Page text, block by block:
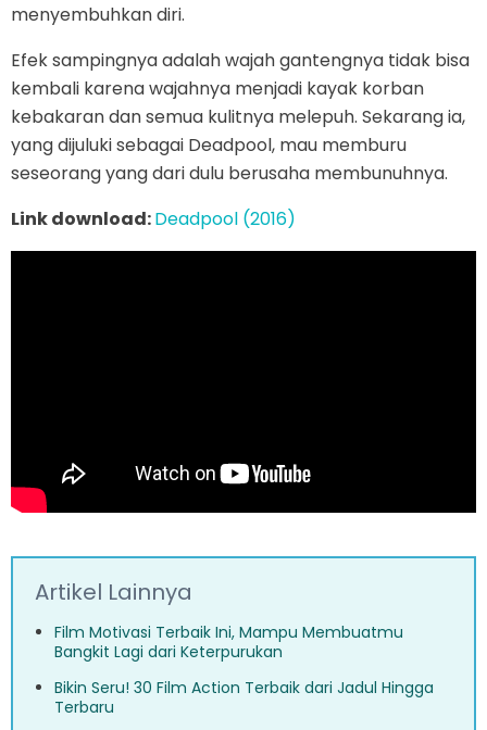
menyembuhkan diri.
Efek sampingnya adalah wajah gantengnya tidak bisa
kembali karena wajahnya menjadi kayak korban
kebakaran dan semua kulitnya melepuh. Sekarang ia,
yang dijuluki sebagai Deadpool, mau memburu
seseorang yang dari dulu berusaha membunuhnya.
Link download:Deadpool (2016)
Artikel Lainnya
Film Motivasi Terbaik Ini, Mampu Membuatmu
Bangkit Lagi dari Keterpurukan
Bikin Seru! 30 Film Action Terbaik dari Jadul Hingga
Terbaru